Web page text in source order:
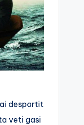
despartit
veti gasi